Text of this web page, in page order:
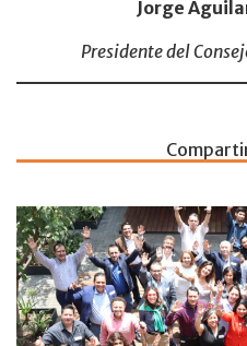
Jorge
Presidente del
Logros